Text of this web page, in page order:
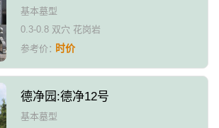
基本墓型
0.3-0.8 双穴 花岗岩
参考价：时价
德净园:德净12号
基本墓型